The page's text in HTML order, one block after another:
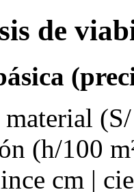
de
(h/100
cm |